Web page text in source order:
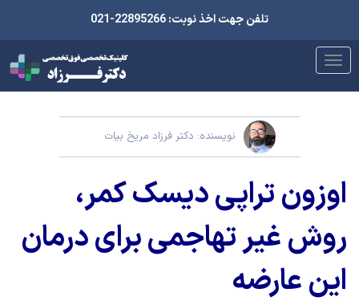
تلفن جهت اخذ نوبت: 22895266-021
نویسنده: دکتر فرزاد مریخ بیات
اوزون تراپی دیسک کمر،
روش غیر تهاجمی برای درمان
این عارضه